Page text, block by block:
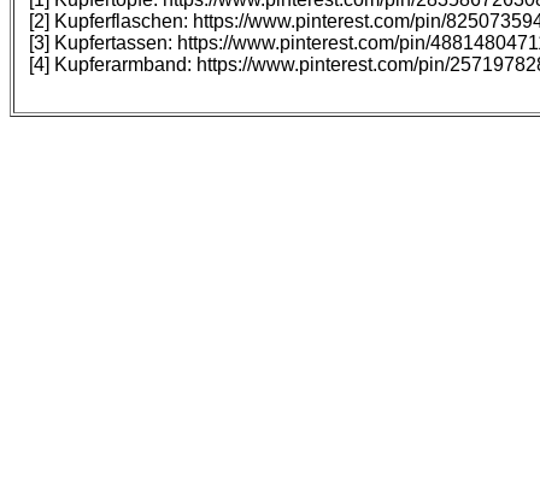
[2] Kupferflaschen: https://www.pinterest.com/pin/
[3] Kupfertassen: https://www.pinterest.com/pin/
[4] Kupferarmband: https://www.pinterest.com/pin/